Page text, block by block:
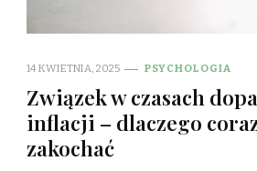
14 KWIETNIA, 2025 PSYCHOLOGIA
Związek w czasach
inflacji – dlaczego
zakochać